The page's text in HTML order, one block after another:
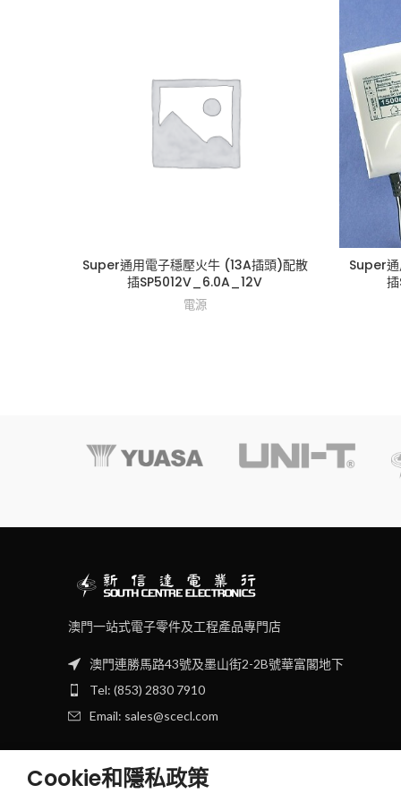
Super通用電子穩壓火牛 (13A插頭)配散
插SP5012V_6.0A_12V
電源
Super
澳門一站式電子零件及工程產品專門店
澳門連勝馬路43號及墨山街2-2B號華富閣地下
Tel: (853) 2830 7910
Email: sales@scecl.com
Cookie和隱私政策